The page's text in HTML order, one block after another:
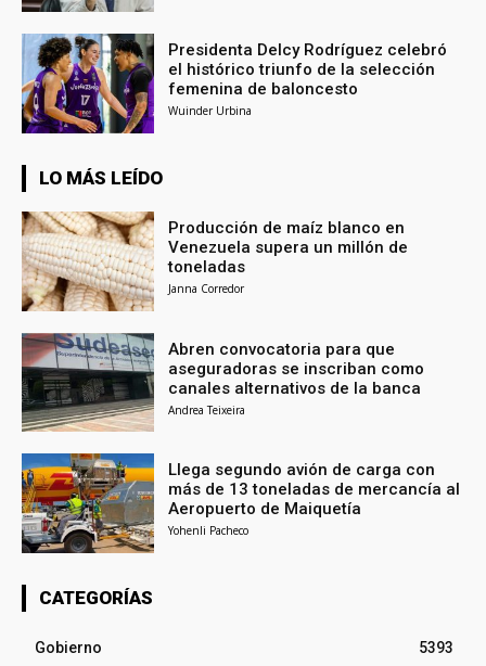
Presidenta Delcy Rodríguez celebró
el histórico triunfo de la selección
femenina de baloncesto
Wuinder Urbina
LO MÁS LEÍDO
Producción de maíz blanco en
Venezuela supera un millón de
toneladas
Janna Corredor
Abren convocatoria para que
aseguradoras se inscriban como
canales alternativos de la banca
Andrea Teixeira
Llega segundo avión de carga con
más de 13 toneladas de mercancía al
Aeropuerto de Maiquetía
Yohenli Pacheco
CATEGORÍAS
Gobierno
5393